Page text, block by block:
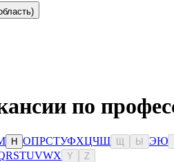
по
Н ОПРСТУФХЦЧШ Ы ЭЮ
RSTUVWX Y Z